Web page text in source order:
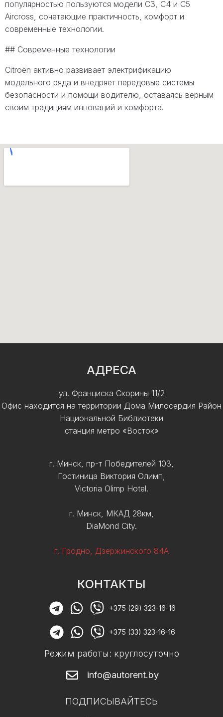
популярностью пользуются модели C3, C4 и C5
Aircross, сочетающие практичность, комфорт и
современные технологии.
## Современные технологии
Citroën активно развивает электрификацию
модельного ряда и внедряет передовые системы
безопасности и помощи водителю, оставаясь верным
своим традициям инноваций и комфорта.
АДРЕСА
ул. Франциска Скорины 11/2
Офис находится на территории Дома Милосердия Район
Национальной Библиотеки
станция метро «Восток»
г. Минск, пр-т Победителей 103,
Гостиница Виктория Олимп,
Victoria Olimp Hotel.
г. Минск, МКАД 28км,
DiaMond City.
г. Гродно, Дзержинского 84А
КОНТАКТЫ
+375 (29) 323-16-16
+375 (33) 323-16-16
Режим работы: круглосуточно
info@autorent.by
ПОДПИСЫВАЙТЕСЬ